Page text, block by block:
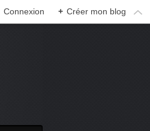
Connexion + Créer mon blog